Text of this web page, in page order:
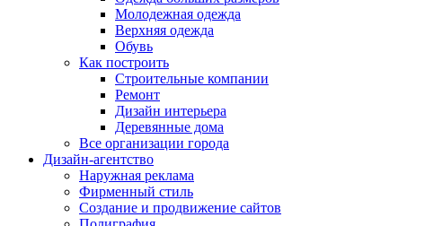
Молодежная одежда
Верхняя одежда
Обувь
Как построить
Строительные компании
Ремонт
Дизайн интерьера
Деревянные дома
Все организации города
Дизайн-агентство
Наружная реклама
Фирменный стиль
Создание и продвижение сайтов